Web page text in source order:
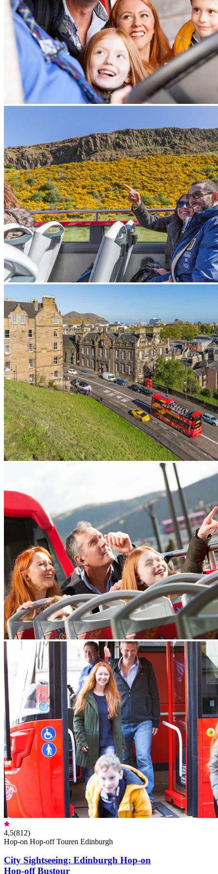
4,5(812)
Hop-on Hop-off Touren Edinburgh
City Sightseeing: Edinburgh Hop-on
Hop-off Bustour